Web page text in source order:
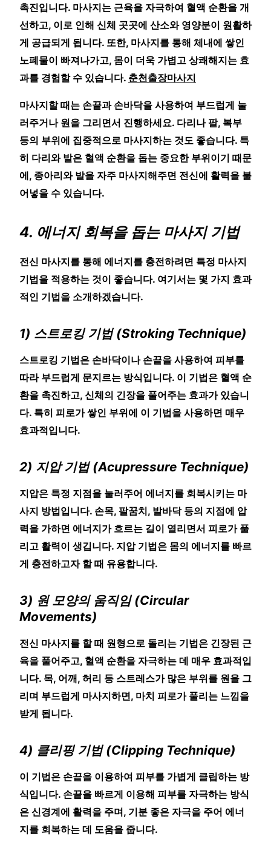
촉진입니다. 마사지는 근육을 자극하여 혈액 순환을 개
선하고, 이로 인해 신체 곳곳에 산소와 영양분이 원활하
게 공급되게 됩니다. 또한, 마사지를 통해 체내에 쌓인
노폐물이 빠져나가고, 몸이 더욱 가볍고 상쾌해지는 효
과를 경험할 수 있습니다. 춘천출장마사지
마사지할 때는 손끝과 손바닥을 사용하여 부드럽게 눌
러주거나 원을 그리면서 진행하세요. 다리나 팔, 복부
등의 부위에 집중적으로 마사지하는 것도 좋습니다. 특
히 다리와 발은 혈액 순환을 돕는 중요한 부위이기 때문
에, 종아리와 발을 자주 마사지해주면 전신에 활력을 불
어넣을 수 있습니다.
4. 에너지 회복을 돕는 마사지 기법
전신 마사지를 통해 에너지를 충전하려면 특정 마사지
기법을 적용하는 것이 좋습니다. 여기서는 몇 가지 효과
적인 기법을 소개하겠습니다.
1) 스트로킹 기법 (Stroking Technique)
스트로킹 기법은 손바닥이나 손끝을 사용하여 피부를
따라 부드럽게 문지르는 방식입니다. 이 기법은 혈액 순
환을 촉진하고, 신체의 긴장을 풀어주는 효과가 있습니
다. 특히 피로가 쌓인 부위에 이 기법을 사용하면 매우
효과적입니다.
2) 지압 기법 (Acupressure Technique)
지압은 특정 지점을 눌러주어 에너지를 회복시키는 마
사지 방법입니다. 손목, 팔꿈치, 발바닥 등의 지점에 압
력을 가하면 에너지가 흐르는 길이 열리면서 피로가 풀
리고 활력이 생깁니다. 지압 기법은 몸의 에너지를 빠르
게 충전하고자 할 때 유용합니다.
3) 원 모양의 움직임 (Circular
Movements)
전신 마사지를 할 때 원형으로 돌리는 기법은 긴장된 근
육을 풀어주고, 혈액 순환을 자극하는 데 매우 효과적입
니다. 목, 어깨, 허리 등 스트레스가 많은 부위를 원을 그
리며 부드럽게 마사지하면, 마치 피로가 풀리는 느낌을
받게 됩니다.
4) 클리핑 기법 (Clipping Technique)
이 기법은 손끝을 이용하여 피부를 가볍게 클립하는 방
식입니다. 손끝을 빠르게 이용해 피부를 자극하는 방식
은 신경계에 활력을 주며, 기분 좋은 자극을 주어 에너
지를 회복하는 데 도움을 줍니다.